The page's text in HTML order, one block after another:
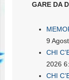
GARE DA
9
CHI
2026
CHI